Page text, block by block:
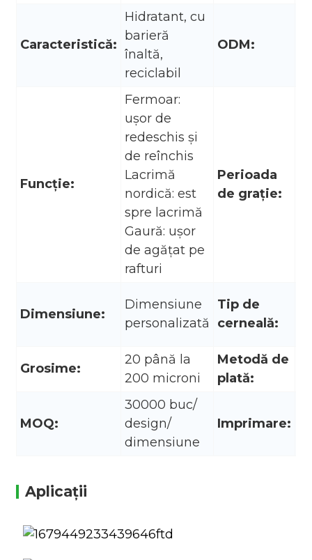
Caracteristică:
Hidratant, cu
barieră
înaltă,
reciclabil
ODM:
Funcţie:
Fermoar:
ușor de
redeschis și
de reînchis
Lacrimă
nordică: est
spre lacrimă
Gaură: ușor
de agățat pe
rafturi
Perioada
de graţie:
Dimensiune:
Dimensiune
personalizată
Tip de
cerneală:
Grosime:
20 până la
200 microni
Metodă de
plată:
MOQ:
30000 buc/
design/
dimensiune
Imprimare:
Aplicații